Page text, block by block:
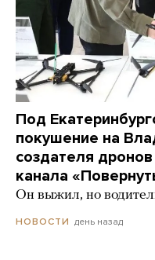
Под
покушение на
создателя
канала
Он выжил, но
НОВОСТИ день назад